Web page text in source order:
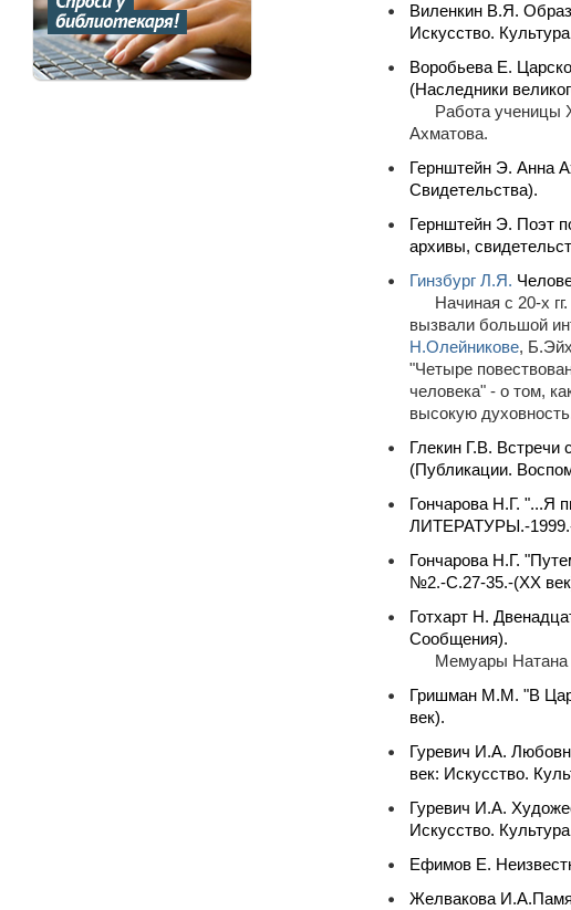
Виленкин В.Я.
Искусство.
Воробьева Е.
(Наследники
Работа ученицы
Ахматова.
Гернштейн Э. Анна
Свидетельства).
Гернштейн Э. Поэт
архивы,
Гинзбург Л.Я.
Начиная с 20-х
вызвали большой
Н.Олейникове,
"Четыре
человека" - о том,
высокую
Глекин Г.В.
(Публикации.
Гончарова Н.Г. "...Я
ЛИТЕРАТУРЫ.-
Гончарова Н.Г.
№2.-С.27-35.-(XX
Готхарт Н.
Сообщения).
Мемуары Натана
Гришман М.М. "В
век).
Гуревич И.А.
век: Искусство.
Гуревич И.А.
Искусство.
Ефимов Е.
Желвакова